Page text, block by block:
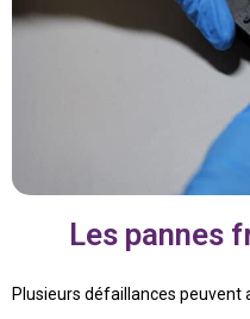
Les pannes
Plusieurs défaillances